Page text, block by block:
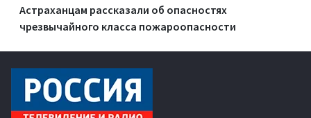
Астраханцам рассказали об опасностях
чрезвычайного класса пожароопасности